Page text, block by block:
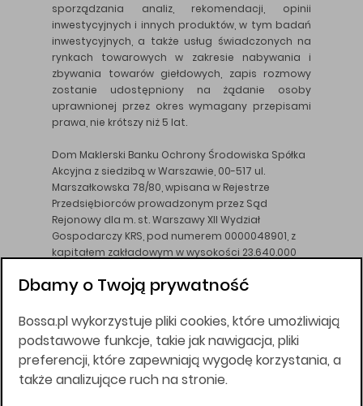
sporządzania analiz, rekomendacji, opinii
inwestycyjnych i innych produktów, w tym badań
inwestycyjnych, a także usług świadczonych na
rynkach towarowych w zakresie nabywania i
zbywania towarów giełdowych, zapis rozmowy
zostanie udostępniony na żądanie osoby
uprawnionej przez okres wymagany przepisami
prawa, nie krótszy niż 5 lat.
Dom Maklerski Banku Ochrony Środowiska Spółka
Akcyjna z siedzibą w Warszawie, 00-517 ul.
Marszałkowska 78/80, wpisana w Rejestrze
Przedsiębiorców prowadzonym przez Sąd
Rejonowy dla m. st. Warszawy XII Wydział
Gospodarczy KRS, pod numerem 0000048901, z
kapitałem zakładowym w wysokości 23.640.000
DM BOŚ działa na podstawie zezwolenia KNF z dnia
Wszelkie informacje na niniejszej stronie w tym
informacje o produktach inwestycyjnych nie są
kierowane do osób mających miejsce
zamieszkania lub pobytu w Stanach
Dbamy o Twoją prywatność
Bossa.pl wykorzystuje pliki cookies, które umożliwiają
podstawowe funkcje, takie jak nawigacja, pliki
preferencji, które zapewniają wygodę korzystania, a
także analizujące ruch na stronie.